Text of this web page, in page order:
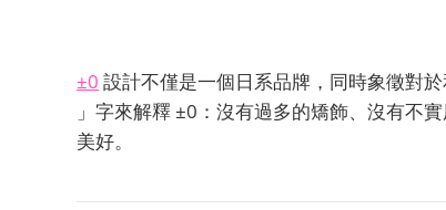
±0 設計不僅是一個日系品牌，同時象徵對
」字來解釋 ±0：沒有過多的矯飾、沒有不
美好。